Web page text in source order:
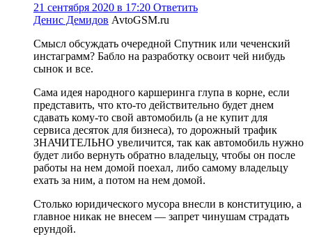
21 сентября 2020 в 17:20 Ответить
Денис Демидов AvtoGSM.ru
Смысл обсуждать очередной Спутник или чеченский
инстаграмм? Бабло на разработку освоит чей нибудь
сынок и все.
Сама идея народного каршеринга глупа в корне, если
представить, что кто-то действительно будет днем
сдавать кому-то свой автомобиль (а не купит для
сервиса десяток для бизнеса), то дорожный трафик
ЗНАЧИТЕЛЬНО увеличится, так как автомобиль нужно
будет либо вернуть обратно владельцу, чтобы он после
работы на нем домой поехал, либо самому владельцу
ехать за ним, а потом на нем домой.
Столько юридического мусора внесли в конституцию, а
главное никак не внесем — запрет чинушам страдать
ерундой.